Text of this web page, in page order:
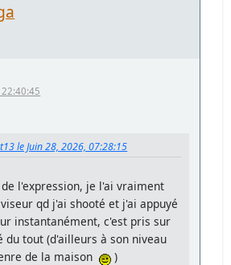
22:40:45
le Juin 28, 2026, 07:28:15
l'expression, je l'ai vraiment
qd j'ai shooté et j'ai appuyé
instantanément, c'est pris sur
du tout (d'ailleurs à son niveau
de la maison
)